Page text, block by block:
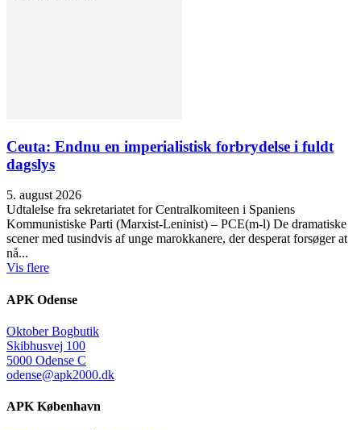
Ceuta: Endnu en imperialistisk forbrydelse i fuldt
dagslys
5. august 2026
Udtalelse fra sekretariatet for Centralkomiteen i Spaniens
Kommunistiske Parti (Marxist-Leninist) – PCE(m-l) De dramatiske
scener med tusindvis af unge marokkanere, der desperat forsøger at
nå...
Vis flere
APK Odense
Oktober Bogbutik
Skibhusvej 100
5000 Odense C
odense@apk2000.dk
APK København